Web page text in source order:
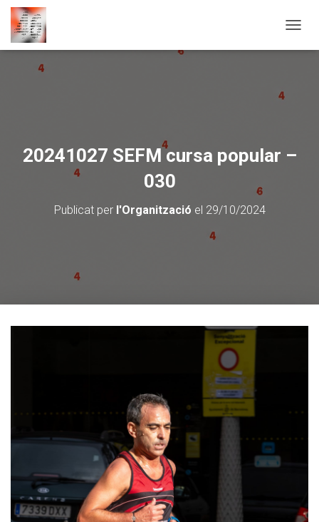
20241027 SEFM cursa popular –
030
Publicat per l'Organització el 29/10/2024